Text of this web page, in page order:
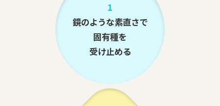
1
鏡のような素直さで
固有種を
受け止める